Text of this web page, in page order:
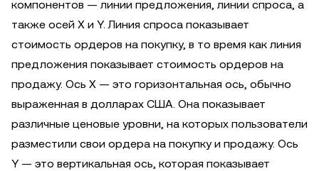
компонентов — линии предложения, линии спроса, а
также осей X и Y. Линия спроса показывает
стоимость ордеров на покупку, в то время как линия
предложения показывает стоимость ордеров на
продажу. Ось X — это горизонтальная ось, обычно
выраженная в долларах США. Она показывает
различные ценовые уровни, на которых пользователи
разместили свои ордера на покупку и продажу. Ось
Y — это вертикальная ось, которая показывает